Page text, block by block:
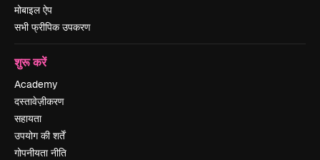
मोबाइल ऐप
सभी फ्रीपिक उपकरण
शुरू करें
Academy
दस्तावेज़ीकरण
सहायता
उपयोग की शर्तें
गोपनीयता नीति